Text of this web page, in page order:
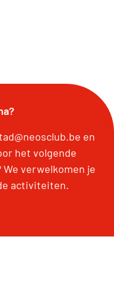
en
het volgende
verwelkomen je
activiteiten.